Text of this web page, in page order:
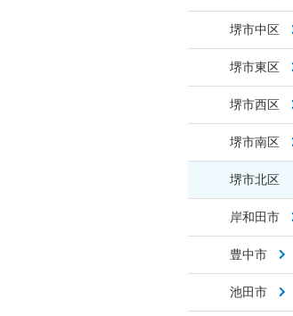
堺市中区
堺市東区
堺市西区
堺市南区
堺市北区
岸和田市
豊中市
池田市